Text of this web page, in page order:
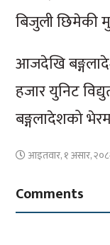
बिजुली छिमेकी
आजदेखि
हजार युनिट
बङ्गलादेशको
आइतवार, १ असार,
Comments